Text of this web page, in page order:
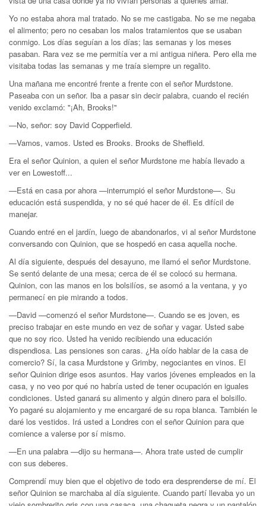
Yo no estaba ahora mal tratado. No se me castigaba. No se me negaba
el alimento; pero no cesaban los malos tratamientos que se usaban
conmigo. Los días seguían a los días; las semanas y los meses
pasaban. Rara vez se me permitía ver a mi antigua niñera. Pero ella me
visitaba todas las semanas y me traía siempre un regalito.
Una mañana me encontré frente a frente con el señor Murdstone.
Paseaba con un señor. Iba a pasar sin decir palabra, cuando el recién
venido exclamó: "¡Ah, Brooks!"
—No, señor: soy David Copperfield.
—Vamos, vamos. Usted es Brooks. Brooks de Sheffield.
Era el señor Quinion, a quien el señor Murdstone me había llevado a
ver en Lowestoff...
—Está en casa por ahora —interrumpió el señor Murdstone—. Su
educación está suspendida, y no sé qué hacer de él. Es difícil de
manejar.
Cuando entré en el jardín, luego de abandonarlos, vi al señor Murdstone
conversando con Quinion, que se hospedó en casa aquella noche.
Al día siguiente, después del desayuno, me llamó el señor Murdstone.
Se sentó delante de una mesa; cerca de él se colocó su hermana.
Quinion, con las manos en los bolsilíos, se asomó a la ventana, y yo
permanecí en pie mirando a todos.
—David —comenzó el señor Murdstone—. Cuando se es joven, es
preciso trabajar en este mundo en vez de soñar y vagar. Usted sabe
que no soy rico. Usted ha venido recibiendo una educación
dispendiosa. Las pensiones son caras. ¿Ha oído hablar de la casa de
comercio? Sí, la casa Murdstone y Grimby, negociantes en vinos. El
señor Quinion dirige esos asuntos. Hay varios jóvenes empleados en la
casa, y no veo por qué no habría usted de tener ocupación en iguales
condiciones. Usted ganará su alimento y algún dinero para el bolsillo.
Yo pagaré su alojamiento y me encargaré de su ropa blanca. También le
daré los vestidos. Irá usted a Londres con el señor Quinion para que
comience a valerse por sí mismo.
—En una palabra —dijo su hermana—. Ahora trate usted de cumplir
con sus deberes.
Comprendí muy bien que el objetivo de todo era desprenderse de mí. El
señor Quinion se marchaba al día siguiente. Cuando partí llevaba yo un